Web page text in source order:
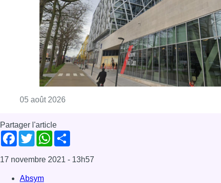
05 août 2026
Partager l'article
Facebook
TwitterWhatsApp
17 novembre 2021 - 13h57
Absym